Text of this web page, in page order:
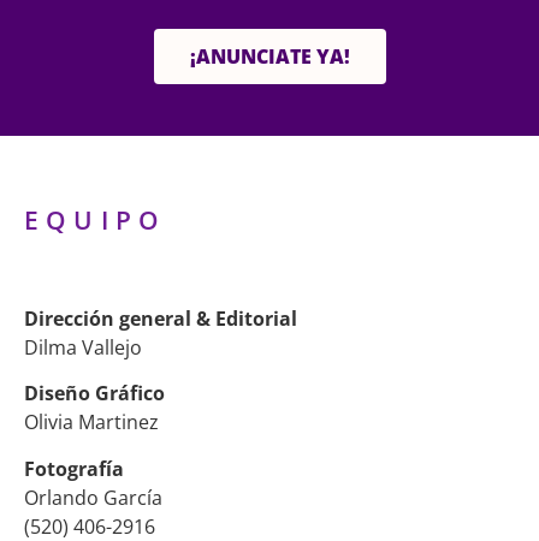
¡ANUNCIATE YA!
EQUIPO
Dirección general & Editorial
Dilma Vallejo
Diseño Gráfico
Olivia Martinez
Fotografía
Orlando García
(520) 406-2916